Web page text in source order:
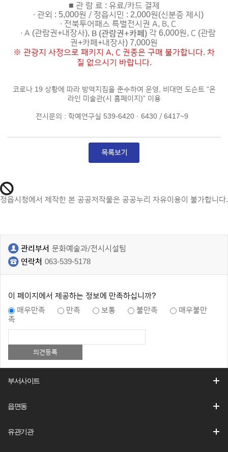
■ 관 람 료 : 유료/카드 결제
∙ 관외 : 5,000원 / 정읍시민 : 2,000원(신분증 제시)
∙ 전북투어패스 특별전시권 A, B, C
∙ A (관람권+내장사), B (관람권+카페) 각 6,000원, C (관람
권+카페+내장사) 7,000원
※ 관광지 사정으로 패키지 A, C 권종은 구매 불가합니다. 차
질 없으시기 바랍니다.
코로나 19 상황에 따라 방역지침을 준수하여 운영, 비대면 도슨트 “온
라인 미술관(시 홈페이지)” 이용
전시문의 : 학예연구실 539-6420 · 6430 / 6417~9
정읍시청에서 제작한 본 공공저작물은 공공누리 자유이용이 불가합니다.
관리부서 문화예술과/전시시설팀
연락처 063-539-5178
이 페이지에서 제공하는 정보에 만족하십니까?
매우만족
만족 보통 불만족
매우불만
족
부서사이트
읍면동
유관기관